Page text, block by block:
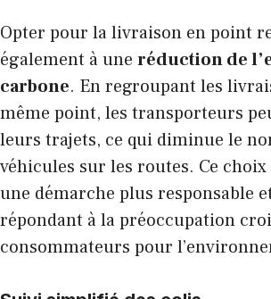
Opter pour la livraison en point
également à une réduction de
carbone. En regroupant les
même point, les transporteurs
leurs trajets, ce qui diminue le
véhicules sur les routes. Ce choix
une démarche plus responsable
répondant à la préoccupation
consommateurs pour